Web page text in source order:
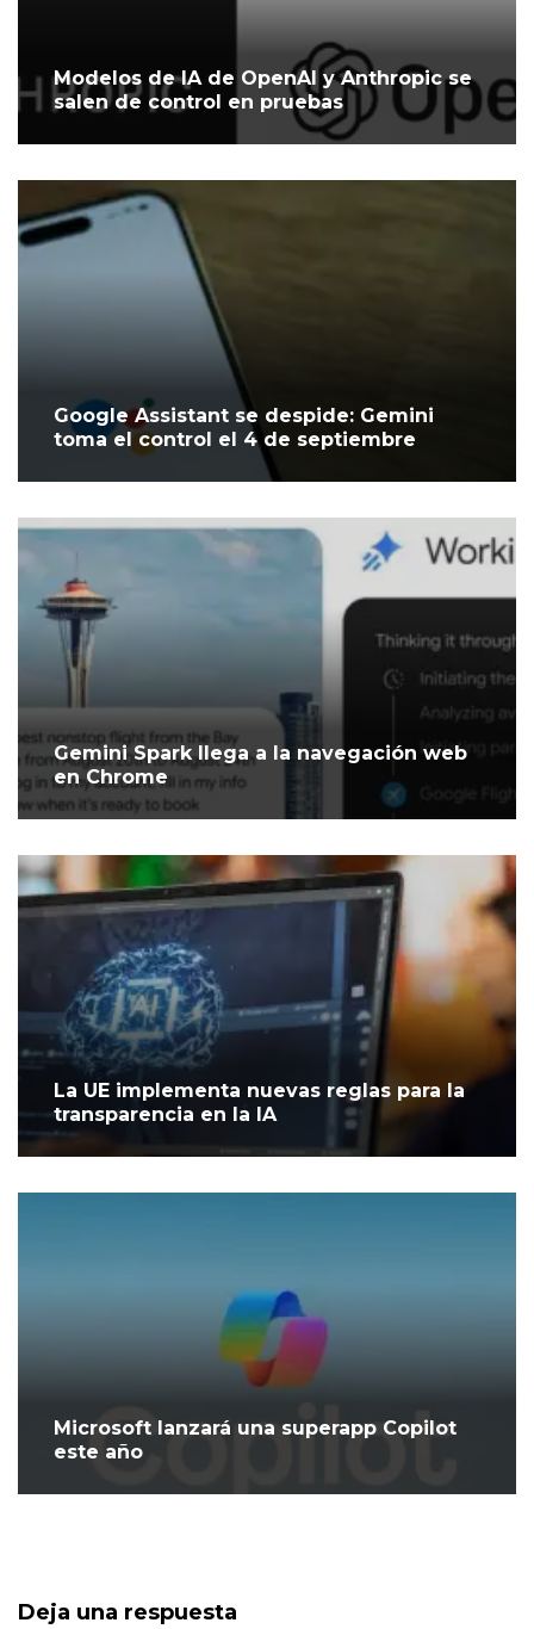
Modelos de IA de OpenAI y Anthropic se
salen de control en pruebas
Google Assistant se despide: Gemini
toma el control el 4 de septiembre
Gemini Spark llega a la navegación web
en Chrome
La UE implementa nuevas reglas para la
transparencia en la IA
Microsoft lanzará una superapp Copilot
este año
Deja una respuesta